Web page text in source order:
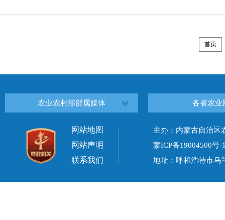
首页
农业农村部部属媒体 各省农业
网站地图
网站声明
联系我们
主办：内蒙古自治
蒙ICP备19004500号-
地址：呼和浩特市